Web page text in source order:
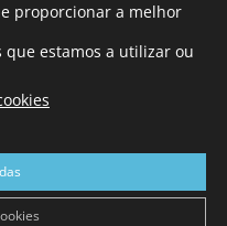
e mais de 90 anos de
de 40.000 leitores por
distribuição em Portugal
online.
proporcionar a melhor
que estamos a utilizar ou